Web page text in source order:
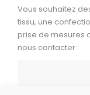
Vous souhaitez
tissu, une
prise de mesures
nous contacter :